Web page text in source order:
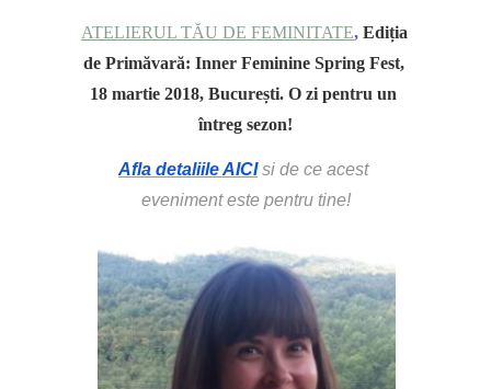
ATELIERUL TĂU DE FEMINITATE, Ediția
de Primăvară: Inner Feminine Spring Fest,
18 martie 2018, București. O zi pentru un
întreg sezon!
Afla detaliile AICI si de ce acest
eveniment este pentru tine!